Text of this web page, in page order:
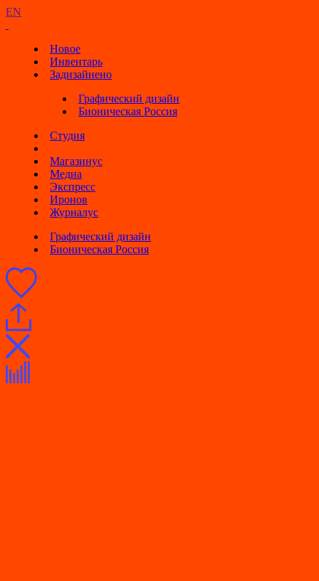
EN
Новое
Инвентарь
Задизайнено
Графический дизайн
Бионическая Россия
Студия
Магазинус
Медиа
Экспресс
Иронов
Журналус
Графический дизайн
Бионическая Россия